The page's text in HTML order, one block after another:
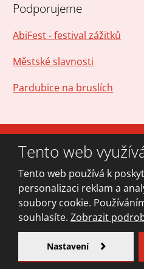
Podporujeme
AbiFest - festival zážitků
Městské slavnosti
Pardubice na bruslích
© 2026,
Mapa stránek
|
Tento web
Tento web používá k
personalizaci reklam a
soubory cookie.
souhlasíte. Zobrazit
Nastavení